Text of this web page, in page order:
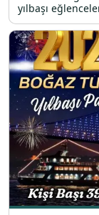
yılbaşı
vazgeçilmezi
performansıyla,
ilk ışıklarına
bir eğlenceye